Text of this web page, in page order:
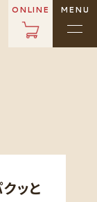
ONLINE MENU
ッと